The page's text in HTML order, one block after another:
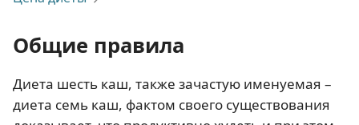
Общие правила
Диета шесть каш, также зачастую именуемая –
диета семь каш, фактом своего существования